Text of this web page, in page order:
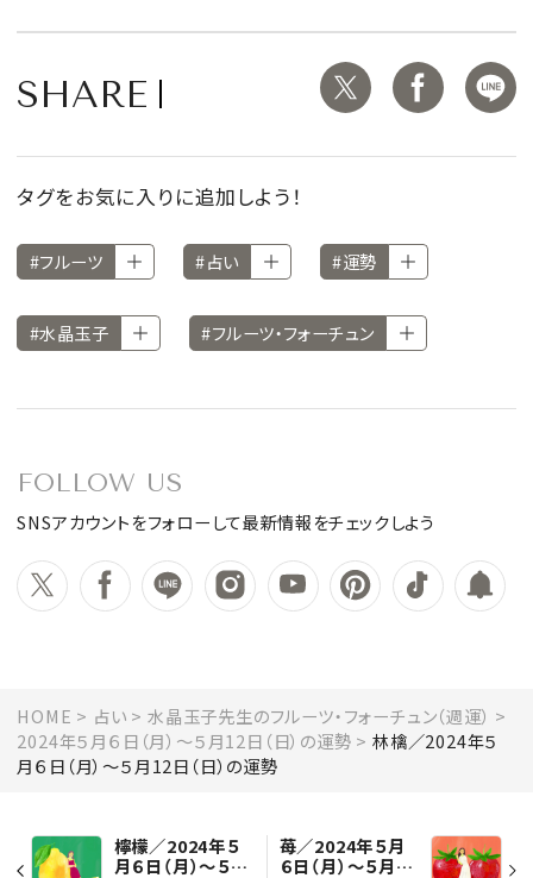
SHARE
タグをお気に入りに追加しよう！
#フルーツ #占い #運勢
#水晶玉子 #フルーツ・フォーチュン
FOLLOW US
SNSアカウントをフォローして最新情報をチェックしよう
HOME 占い
水晶玉子先生のフルーツ・フォーチュン（週運）
2024年５月６日（月）～５月12日（日）の運勢
林檎／2024年５
月６日（月）～５月12日（日）の運勢
檸檬／2024年５
月６日（月）～５月
苺／2024年５月
６日（月）～５月12